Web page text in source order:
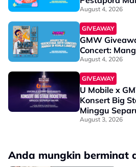
August 4, 2026
GIVEAWAY
GMW
Concert:
August 4, 2026
GIVEAWAY
U Mobile x
Konsert Big
Minggu
August 3, 2026
Anda mungkin berminat